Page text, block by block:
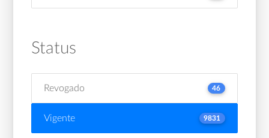
Status
Revogado 46
Vigente 9831